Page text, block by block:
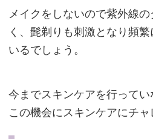
メイクをしないので紫外線
く、髭剃りも刺激となり頻
いるでしょう。
今までスキンケアを行ってい
この機会にスキンケアにチャ